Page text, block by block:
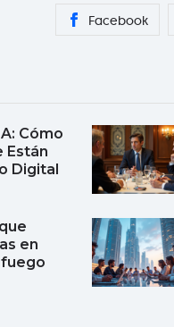
Facebook
Cómo
Están
Digital
en